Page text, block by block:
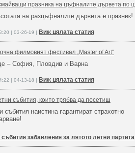
празника на цъфналите дървета по
на разцъфналите дървета е празник!
| 03-26-19 | Виж цялата статия
филмовият фестивал „Master of Art”
– София, Пловдив и Варна
| 04-13-18 | Виж цялата статия
събития, които трябва да посетиш
събития наистина гарантират страхотно
събития забавления за лятото летни партита